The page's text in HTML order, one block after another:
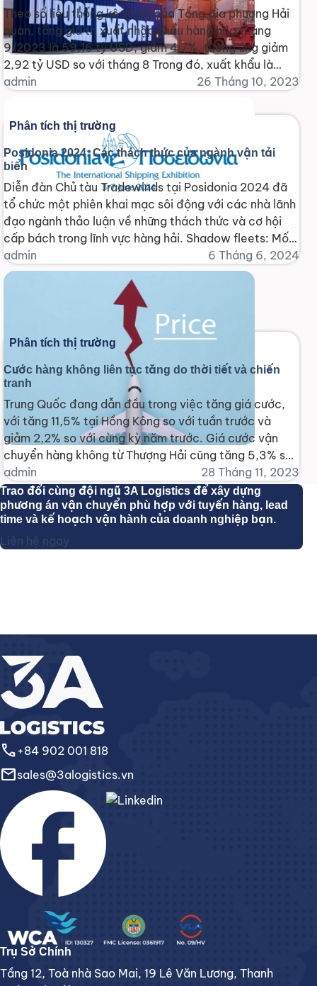
Theo số liệu thống kê sơ bộ của Tổng địa phương Hải
quan, tổng giá trị xuất nhập khẩu hàng hóa tháng
9/2023 là 59,16 tỷ USD, giảm 4,7%, tương ứng giảm
2,92 tỷ USD so với tháng 8 Trong đó, xuất khẩu là
30,68 tỷ USD, giảm 6,3%, tương ứng giảm 2,08 tỷ
admin 26 Tháng 10, 2023
Phân tích thị trường
Posidonia 2024: Các thách thức của ngành vận tải
biển
Diễn đàn Chủ tàu Tradewinds tại Posidonia 2024 đã
tổ chức một phiên khai mạc sôi động với các nhà lãnh
đạo ngành thảo luận về những thách thức và cơ hội
cấp bách trong lĩnh vực hàng hải. Shadow fleets: Mối
đe dọa đến An toàn và Môi trường Harry Conway
(IMO) nhấn mạnh [...]
admin 6 Tháng 6, 2024
Phân tích thị trường
Cước hàng không liên tục tăng do thời tiết và chiến
tranh
Trung Quốc đang dẫn đầu trong việc tăng giá cước,
với tăng 11,5% tại Hồng Kông so với tuần trước và
giảm 2,2% so với cùng kỳ năm trước. Giá cước vận
chuyển hàng không từ Thượng Hải cũng tăng 5,3% so
với tuần trước, mặc dù giảm 1,3% so với cùng kỳ năm
trước, [...]
admin 28 Tháng 11, 2023
Trao đổi cùng đội ngũ 3A Logistics để xây dựng
phương án vận chuyển phù hợp với tuyến hàng, lead
time và kế hoạch vận hành của doanh nghiệp bạn.
Liên hệ ngay
call+84 902 001 818
emailsales@3alogistics.vn
Trụ Sở Chính
Tầng 12, Toà nhà Sao Mai, 19 Lê Văn Lương, Thanh